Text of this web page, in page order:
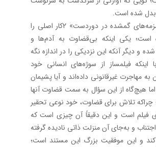
بدل شده است.
فیلمساز در «زمزمه‌های گمشده در دوردست» 2کار اصلی را
است؛ یکی اینکه بی‌قضاوت به آدم‌ها و
و دیگر آنکه این نزدیکی را در اندازه نگه
اینکه فیلمساز از سوژه‌های انسانی خود
مهاجرت غیرقانونی داده‌اند و آیا پشیمان
هیچ‌گاه از این سؤال به سمت قضاوت آنها
تلاش برای قضاوت، خود نوعی تحقیر
فیلم است و این دقیقاً آن چیزی است که
اجتناب و به‌جای آن منزلت ذاتی نادیده گرفته
و این موفقیت بزرگ این مستند است؛